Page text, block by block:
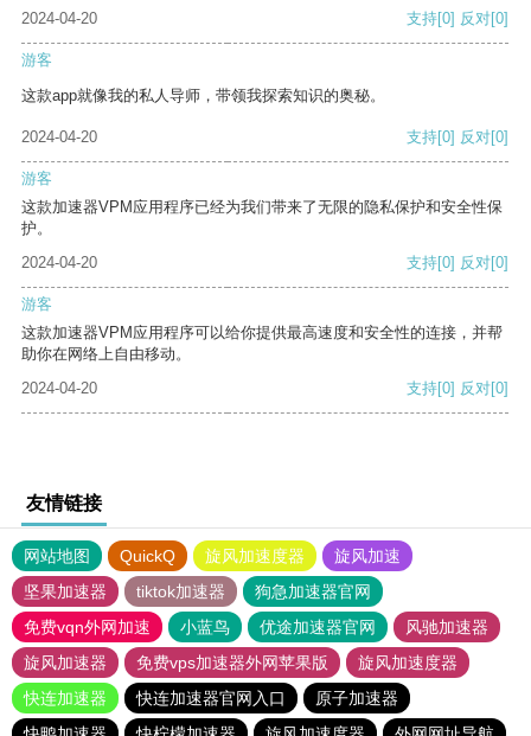
2024-04-20
支持[0] 反对[0]
游客
这款app就像我的私人导师，带领我探索知识的奥秘。
2024-04-20 支持[0] 反对[0]
游客
这款加速器VPM应用程序已经为我们带来了无限的隐私保护和安全性保
护。
2024-04-20
支持[0] 反对[0]
游客
这款加速器VPM应用程序可以给你提供最高速度和安全性的连接，并帮
助你在网络上自由移动。
2024-04-20
支持[0] 反对[0]
友情链接
网站地图 QuickQ 旋风加速度器
旋风加速
坚果加速器
tiktok加速器
狗急加速器官网
免费vqn外网加速
小蓝鸟 优途加速器官网
风驰加速器
旋风加速器
免费vps加速器外网苹果版
旋风加速度器
快连加速器
快连加速器官网入口
原子加速器